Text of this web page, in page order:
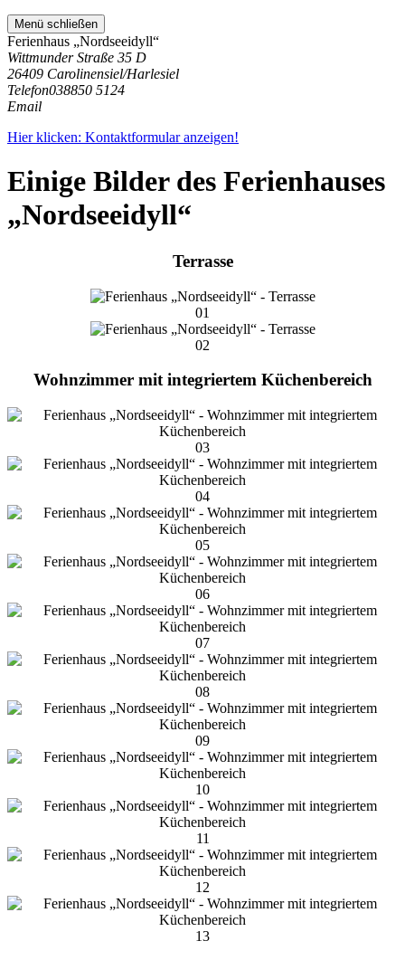
Menü schließen
Ferienhaus „Nordseeidyll“
Wittmunder Straße 35 D
26409 Carolinensiel/Harlesiel
Telefon038850 5124
Email
Hier klicken: Kontaktformular anzeigen!
Einige Bilder des Ferienhauses
„Nordseeidyll“
Terrasse
01
02
Wohnzimmer mit integriertem Küchenbereich
03
04
05
06
07
08
09
10
11
12
13